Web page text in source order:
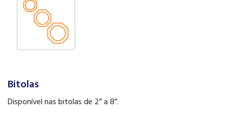
Bitolas
Disponível nas bitolas de 2” a 8”.